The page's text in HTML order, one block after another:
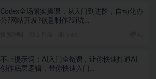
Codex全场景实操课，从入门到进阶，自动化办
公?网站开发?创意制作?避坑…
不止提示词：AI入门全链课，让你快速打通AI
创作底层逻辑，带你快速入门…